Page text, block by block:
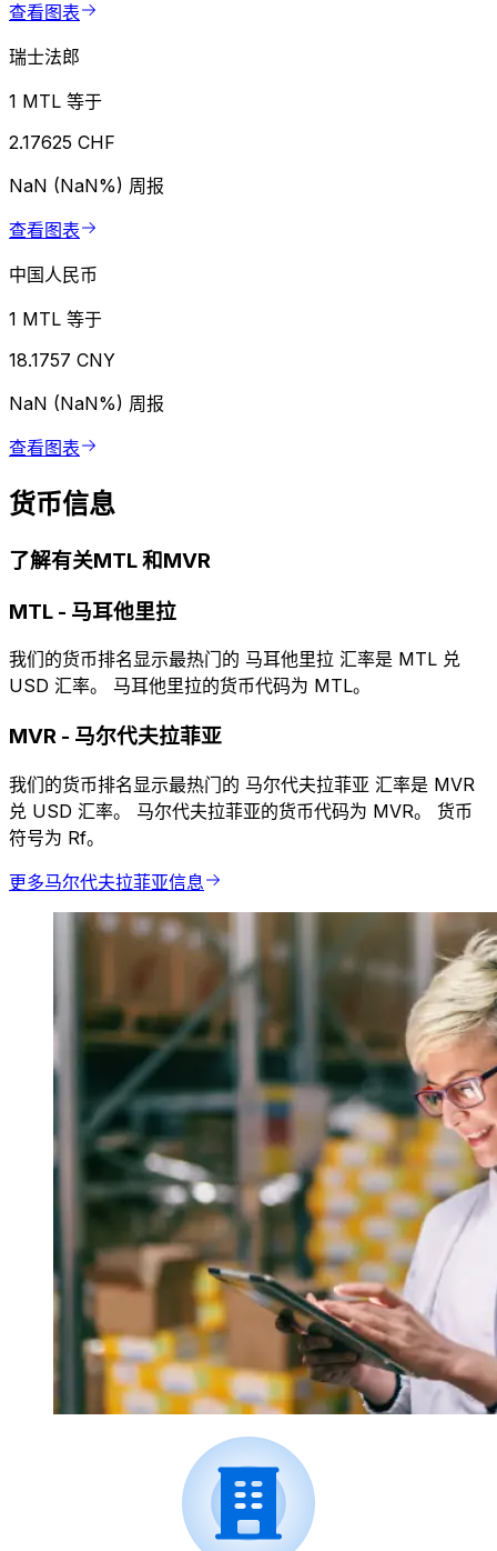
查看图表
瑞士法郎
1 MTL 等于
2.17625 CHF
NaN (NaN%) 周报
查看图表
中国人民币
1 MTL 等于
18.1757 CNY
NaN (NaN%) 周报
查看图表
货币信息
了解有关MTL 和MVR
MTL - 马耳他里拉
我们的货币排名显示最热门的 马耳他里拉 汇率是 MTL 兑
USD 汇率。 马耳他里拉的货币代码为 MTL。
MVR - 马尔代夫拉菲亚
我们的货币排名显示最热门的 马尔代夫拉菲亚 汇率是 MVR
兑 USD 汇率。 马尔代夫拉菲亚的货币代码为 MVR。 货币
符号为 Rf。
更多马尔代夫拉菲亚信息